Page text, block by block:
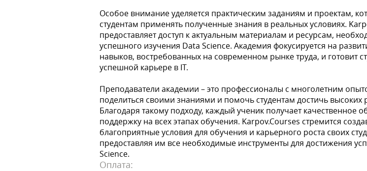
Особое внимание уделяется практическим заданиям и проектам,
студентам применять полученные знания в реальных условиях.
предоставляет доступ к актуальным материалам и ресурсам,
успешного изучения Data Science. Академия фокусируется на
навыков, востребованных на современном рынке труда, и готовит
успешной карьере в IT.
Преподаватели академии – это профессионалы с многолетним
поделиться своими знаниями и помочь студентам достичь высоких
Благодаря такому подходу, каждый ученик получает качественное
поддержку на всех этапах обучения. Karpov.Courses стремится
благоприятные условия для обучения и карьерного роста своих
предоставляя им все необходимые инструменты для достижения
Science.
Оплата: